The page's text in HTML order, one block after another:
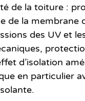
de la toiture :
de la membrane
des UV et
d’isolation
en particulier